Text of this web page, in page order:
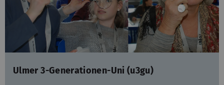
Ulmer 3-Generationen-Uni (u3gu)